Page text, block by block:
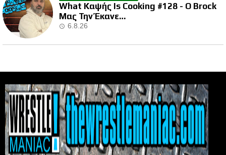
What Καψής Is Cooking #128 - Ο Brock
Μας Την Έκανε…
6.8.26